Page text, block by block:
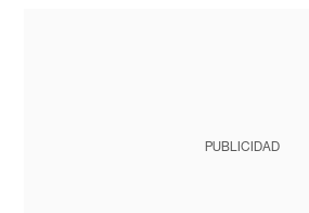
PUBLICIDAD